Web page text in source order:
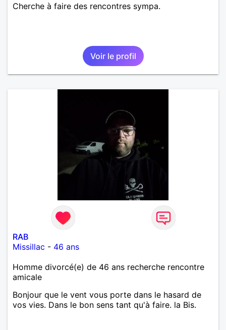
Cherche à faire des rencontres sympa.
Voir le profil
RAB
Missillac - 46 ans
Homme divorcé(e) de 46 ans recherche rencontre
amicale
Bonjour que le vent vous porte dans le hasard de
vos vies. Dans le bon sens tant qu'à faire. la Bis.